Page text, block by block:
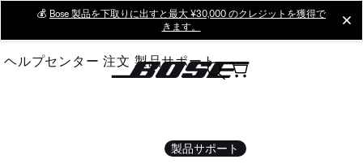
Main
💰 Bose 製品を下取りに出すと最大 ¥30,000 のクレジットを獲得で
きます。
ヘルプセンター 注文 製品サポート
製品サポート